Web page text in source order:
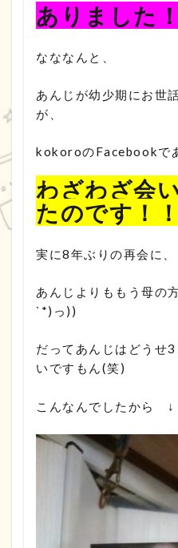
ありました
なななんと、
あんじが幼少期にお世
が、
kokoroのFacebookで
わざわざ会
たのです！！
実に8年ぶりの再会に、
あんじよりももう母の
`*)っ))
だってあんじはどうせ
いですもん(笑)
こんなんでしたから